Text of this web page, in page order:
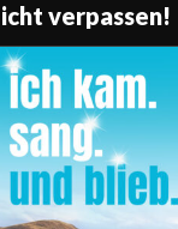
verpassen!